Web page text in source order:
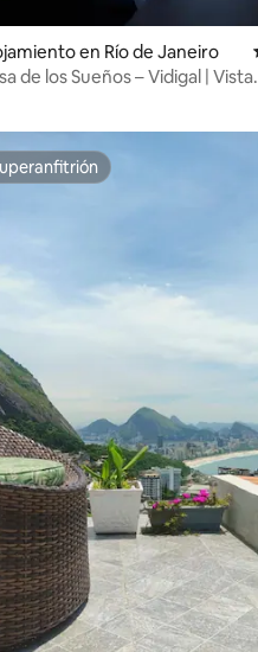
en Río de Janeiro
de los Sueños – Vidigal | Vista